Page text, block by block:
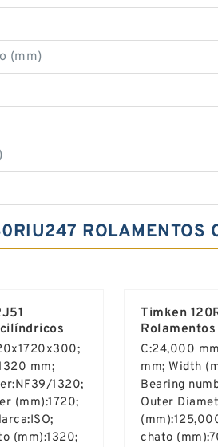
(mm)
ROLAMENTOS
mm;
1320;
(mm):1720;
(mm):1320;
Timken
C:24,000
mm; Width
Bearing
Outer
chato